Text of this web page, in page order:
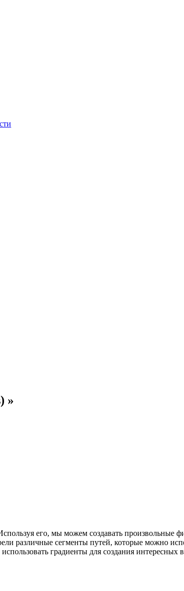
»
его, мы можем создавать произвольные
различные сегменты путей, которые можно
градиенты для создания интересных